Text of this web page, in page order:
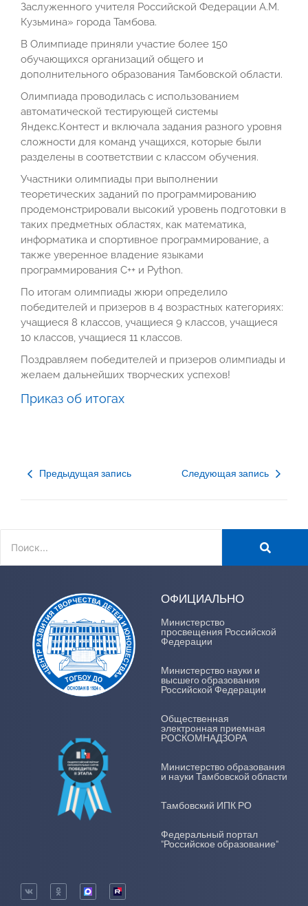
Заслуженного учителя Российской Федерации А.М.
Кузьмина» города Тамбова.
В Олимпиаде приняли участие более 150
обучающихся организаций общего и
дополнительного образования Тамбовской области.
Олимпиада проводилась с использованием
автоматической тестирующей системы
Яндекс.Контест и включала задания разного уровня
сложности для команд учащихся, которые были
разделены в соответствии с классом обучения.
Участники олимпиады при выполнении
теоретических заданий по программированию
продемонстрировали высокий уровень подготовки в
таких предметных областях, как математика,
информатика и спортивное программирование, а
также уверенное владение языками
программирования С++ и Python.
По итогам олимпиады жюри определило
победителей и призеров в 4 возрастных категориях:
учащиеся 8 классов, учащиеся 9 классов, учащиеся
10 классов, учащиеся 11 классов.
Поздравляем победителей и призеров олимпиады и
желаем дальнейших творческих успехов!
Приказ об итогах
Предыдущая запись Следующая запись
ОФИЦИАЛЬНО
Министерство
просвещения Российской
Федерации
Министерство науки и
высшего образования
Российской Федерации
Общественная
электронная приемная
РОСКОМНАДЗОРА
Министерство образования
и науки Тамбовской области
Тамбовский ИПК РО
Федеральный портал
"Российское образование"